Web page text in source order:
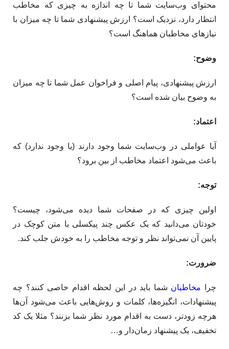
محتوای وب‌سایت شما تا چه اندازه به چیزی که مخاطب
انتظار دارد، نزدیک است؟ ارزش پیشنهادی شما تا چه میزان با
نیازهای مخاطبان هماهنگ است؟
وضوح:
ارزش پیشنهادی، پیام اصلی و فراخوان عمل شما تا چه میزان
به وضوح بیان شده است؟
اعتماد:
آیا عواملی در وب‌سایت شما وجود دارند (یا وجود ندارد) که
باعث می‌شود اعتماد مخاطب از بین برود؟
توجه:
اولین چیزی که در صفحات شما دیده می‌شود، چیست؟
خودتان می‌دانید که یک عکس چند پیکسلی با متن کوچک در
پایین آن نمی‌تواند نظر و توجه مخاطب را به خودش جلب کند.
ضرورت:
چرا مخاطبان شما باید در این لحظه اقدام خاصی کنند؟ چه
پیشنهادات، انگیزه‌ها، کلمات و روش‌هایی باعث می‌شود آن‌ها
هرچه زودتر، دست به اقدام مورد نظر شما بزنند؟ مثلا یک کد
تخفیف، یک پیشنهاد زمان‌دار و…